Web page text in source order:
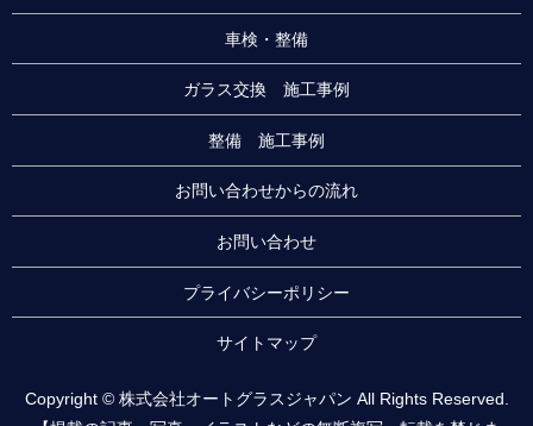
車検・整備
ガラス交換 施工事例
整備 施工事例
お問い合わせからの流れ
お問い合わせ
プライバシーポリシー
サイトマップ
Copyright © 株式会社オートグラスジャパン All Rights Reserved.